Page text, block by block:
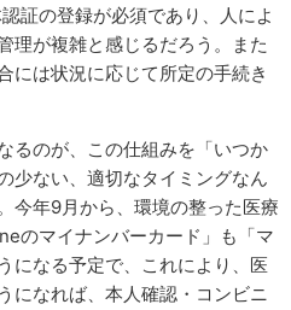
証の登録が必須であり、人によ
理が複雑と感じるだろう。また
には状況に応じて所定の手続き
るのが、この仕組みを「いつか
少ない、適切なタイミングなん
今年9月から、環境の整った医療
のマイナンバーカード」も「マ
になる予定で、これにより、医
になれば、本人確認・コンビニ